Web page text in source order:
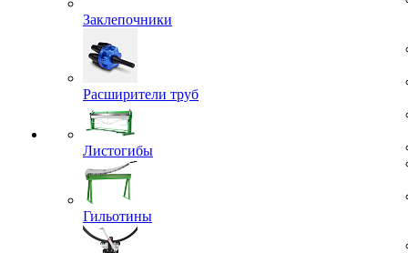
Заклепочники
Расширители труб
Листогибы
Гильотины